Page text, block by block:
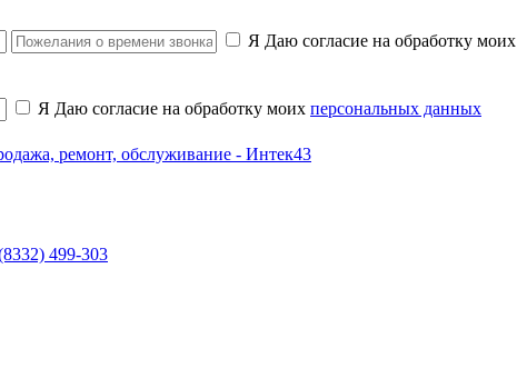
Я Даю согласие на обработку моих
Я Даю согласие на обработку моих персональных данных
499-303